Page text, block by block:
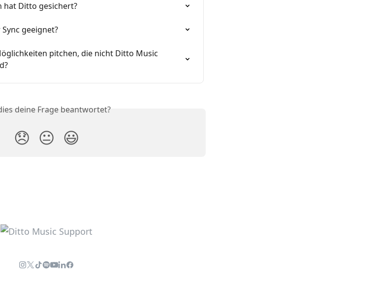
hat Ditto gesichert?
geeignet?
pitchen, die nicht Ditto Music
deine Frage beantwortet?
😞 😐 😃